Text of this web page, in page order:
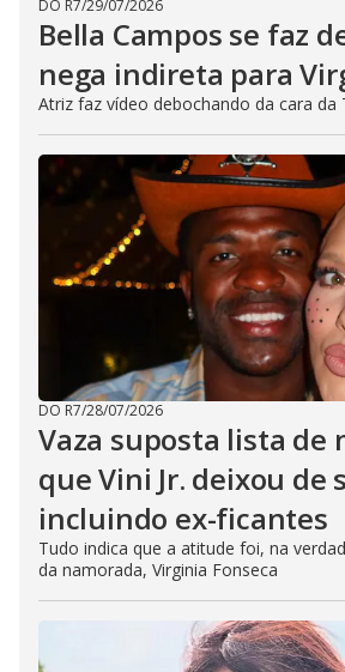
DO R7/29/07/2026
Bella Campos se faz
nega indireta para
Atriz faz vídeo debochando da cara da
DO R7/28/07/2026
Vaza suposta lista de
que Vini Jr. deixou de
incluindo ex-ficantes
Tudo indica que a atitude foi, na
da namorada, Virginia Fonseca